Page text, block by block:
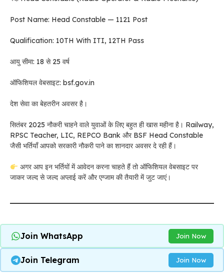
Post Name: Head Constable — 1121 Post
Qualification: 10TH With ITI, 12TH Pass
आयु सीमा: 18 से 25 वर्ष
ऑफिशियल वेबसाइट: bsf.gov.in
देश सेवा का बेहतरीन अवसर है।
सितंबर 2025 नौकरी चाहने वाले युवाओं के लिए बहुत ही खास महीना है। Railway,
RPSC Teacher, LIC, REPCO Bank और BSF Head Constable
जैसी भर्तियाँ आपको सरकारी नौकरी पाने का शानदार अवसर दे रही हैं।
अगर आप इन भर्तियों में आवेदन करना चाहते हैं तो ऑफिशियल वेबसाइट पर
जाकर जल्द से जल्द अप्लाई करें और एग्जाम की तैयारी में जुट जाएं।
Join WhatsApp Join Now
Join Telegram Join Now